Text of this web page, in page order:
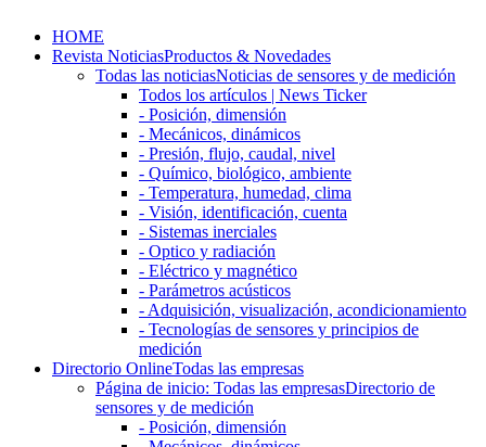
HOME
Revista NoticiasProductos & Novedades
Todas las noticiasNoticias de sensores y de medición
Todos los artículos | News Ticker
- Posición, dimensión
- Mecánicos, dinámicos
- Presión, flujo, caudal, nivel
- Químico, biológico, ambiente
- Temperatura, humedad, clima
- Visión, identificación, cuenta
- Sistemas inerciales
- Optico y radiación
- Eléctrico y magnético
- Parámetros acústicos
- Adquisición, visualización, acondicionamiento
- Tecnologías de sensores y principios de
medición
Directorio OnlineTodas las empresas
Página de inicio: Todas las empresasDirectorio de
sensores y de medición
- Posición, dimensión